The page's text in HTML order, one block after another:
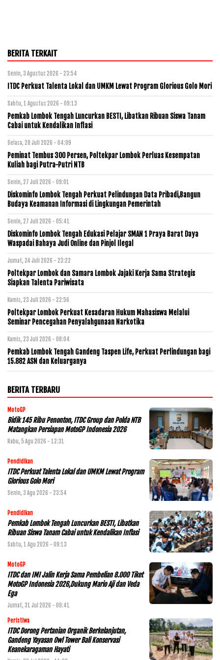
BERITA TERKAIT
Senin, 3 Agustus 2026 - 23:54
ITDC Perkuat Talenta Lokal dan UMKM Lewat Program Glorious Golo Mori
Sabtu, 1 Agustus 2026 - 09:13
Pemkab Lombok Tengah Luncurkan BESTI, Libatkan Ribuan Siswa Tanam
Cabai untuk Kendalikan Inflasi
Selasa, 28 Juli 2026 - 04:09
Peminat Tembus 300 Persen, Poltekpar Lombok Perluas Kesempatan
Kuliah bagi Putra-Putri NTB
Senin, 27 Juli 2026 - 09:01
Diskominfo Lombok Tengah Perkuat Pelindungan Data Pribadi,Bangun
Budaya Keamanan Informasi di Lingkungan Pemerintah
Senin, 27 Juli 2026 - 05:41
Diskominfo Lombok Tengah Edukasi Pelajar SMAN 1 Praya Barat Daya
Waspadai Bahaya Judi Online dan Pinjol Ilegal
Jumat, 24 Juli 2026 - 23:22
Poltekpar Lombok dan Samara Lombok Jajaki Kerja Sama Strategis
Siapkan Talenta Pariwisata
Kamis, 23 Juli 2026 - 22:56
Poltekpar Lombok Perkuat Kesadaran Hukum Mahasiswa Melalui
Seminar Pencegahan Penyalahgunaan Narkotika
Kamis, 23 Juli 2026 - 08:04
Pemkab Lombok Tengah Gandeng Taspen Life, Perkuat Perlindungan bagi
15.882 ASN dan Keluarganya
BERITA TERBARU
MotoGP
Bidik 145 Ribu Penonton, ITDC Group dan Polda NTB
Matangkan Persiapan MotoGP Indonesia 2026
Rabu, 5 Agu 2026 - 12:31
Pendidikan
ITDC Perkuat Talenta Lokal dan UMKM Lewat Program
Glorious Golo Mori
Senin, 3 Agu 2026 - 23:54
Pendidikan
Pemkab Lombok Tengah Luncurkan BESTI, Libatkan
Ribuan Siswa Tanam Cabai untuk Kendalikan Inflasi
Sabtu, 1 Agu 2026 - 09:13
MotoGP
ITDC dan IMI Jalin Kerja Sama Pembelian 8.000 Tiket
MotoGP Indonesia 2026,Dukung Mario Aji dan Veda
Ega
Jumat, 31 Jul 2026 - 09:41
Peristiwa
ITDC Dorong Pertanian Organik Berkelanjutan,
Gandeng Yayasan Owl Tower Bali Konservasi
Keanekaragaman Hayati